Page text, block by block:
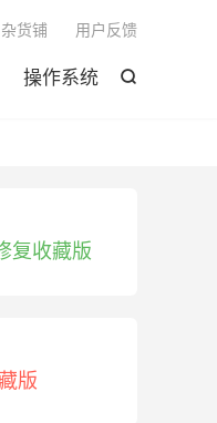

操作系统
杂货铺 用户反馈
复收藏版
版